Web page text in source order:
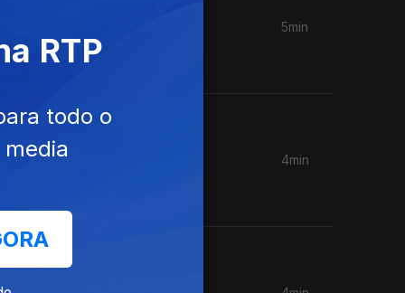
5min
da
4min
RTP
todo o